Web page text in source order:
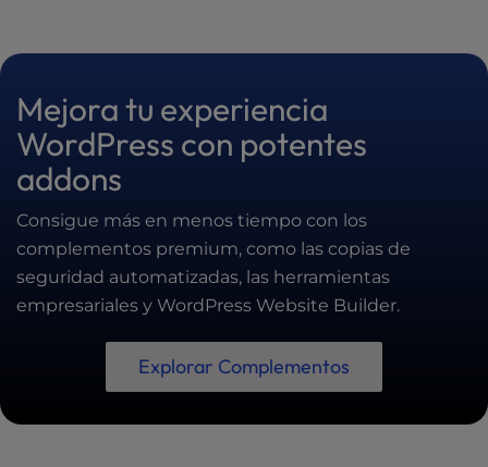
Mejora tu experiencia
WordPress con potentes
addons
Consigue más en menos tiempo con los
complementos premium, como las copias de
seguridad automatizadas, las herramientas
empresariales y WordPress Website Builder.
Explorar Complementos